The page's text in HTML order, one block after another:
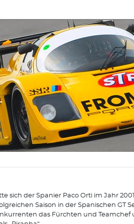
sich der Spanier Paco Orti im Jahr
Saison in der Spanischen GT
das Fürchten und Teamchef